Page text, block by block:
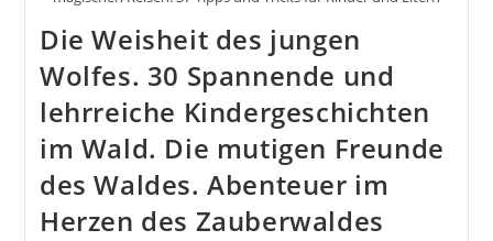
Die Weisheit des jungen
Wolfes. 30 Spannende und
lehrreiche Kindergeschichten
im Wald. Die mutigen Freunde
des Waldes. Abenteuer im
Herzen des Zauberwaldes